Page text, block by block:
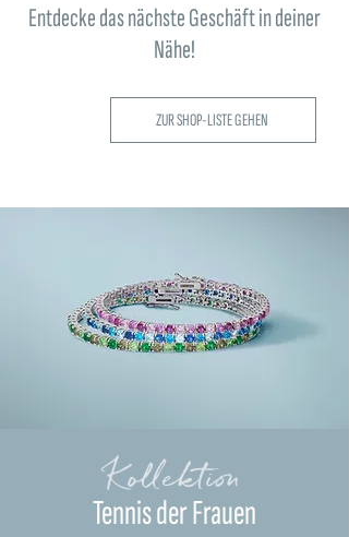
Entdecke das nächste Geschäft in deiner
Nähe!
ZUR SHOP-LISTE GEHEN
Kollektion
Tennis der Frauen